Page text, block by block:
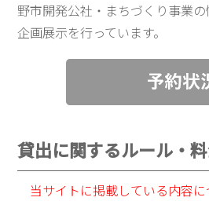
野市開発公社・まちづくり事業
企画展示を行っています。
貸出に関するルール・
当サイトに掲載している内容